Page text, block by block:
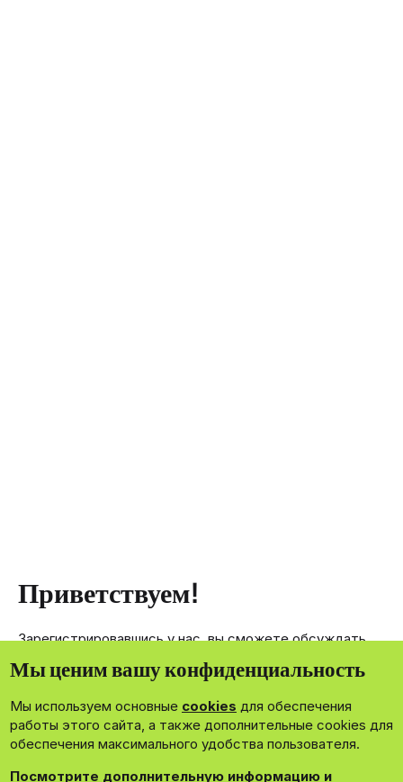
Приветствуем!
Зарегистрировавшись у нас, вы сможете обсуждать,
членам нашего сообщества.
Зарегистрироваться сейчас!
Мы ценим вашу конфиденциальность
Мы используем основные cookies для обеспечения
работы этого сайта, а также дополнительные cookies для
обеспечения максимального удобства пользователя.
Посмотрите дополнительную информацию и